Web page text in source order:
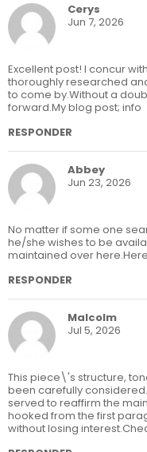
Cerys
Jun 7, 2026
Excellent post! I concur
thoroughly researched
to come by.Without a
forward.My blog post; info
RESPONDER
Abbey
Jun 23, 2026
No matter if some one
he/she wishes to be
maintained over
RESPONDER
Malcolm
Jul 5, 2026
This piece\'s structure,
been carefully
served to reaffirm the
hooked from the first
without losing